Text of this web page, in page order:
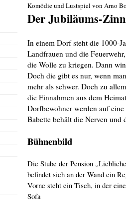
Komödie und Lustspiel von Arno
Der Jubiläums-
In einem Dorf steht die 1000-
Landfrauen und die
die Wolle zu kriegen. Dann
Doch die gibt es nur, wenn
mehr als schwer. Doch zu
die Einnahmen aus dem
Dorfbewohner werden auf
Babette behält die Nerven und
Bühnenbild
Die Stube der Pension
befindet sich an der Wand ein
Vorne steht ein Tisch, in der
Sofa